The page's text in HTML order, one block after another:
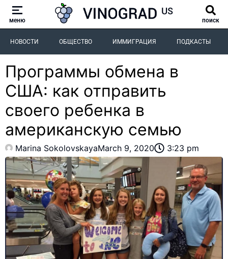
меню поиск
НОВОСТИ ОБЩЕСТВО ИММИГРАЦИЯ ПОДКАСТЫ
Программы обмена в
США: как отправить
своего ребенка в
американскую семью
Marina SokolovskayaMarch 9, 2020 3:23 pm